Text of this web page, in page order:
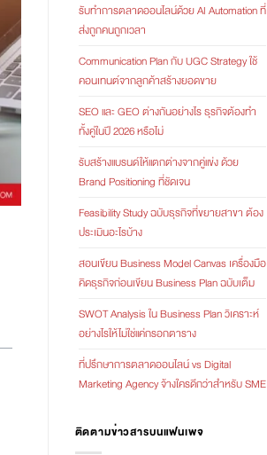
รับทำการตลาดออนไลน์ด้วย AI Automation ที่
ส่งถูกคนถูกเวลา
Communication Plan กับ UGC Strategy ใช้
คอนเทนต์จากลูกค้าสร้างยอดขาย
SEO และ GEO ต่างกันอย่างไร ธุรกิจต้องทำ
ทั้งคู่ในปี 2026 หรือไม่
รับสร้างแบรนด์ให้แตกต่างจากคู่แข่ง ด้วย
Brand Positioning ที่ชัดเจน
Feasibility Study ฉบับธุรกิจที่ขยายสาขา ต้อง
ประเมินอะไรบ้าง
สอนเขียน Business Model Canvas เครื่องมือ
คิดธุรกิจก่อนเขียน Business Plan ฉบับเต็ม
SWOT Analysis ใน Business Plan วิเคราะห์
อย่างไรให้ไม่ใช่แค่กรอกตาราง
ที่ปรึกษาการตลาดออนไลน์ vs Digital
Marketing Agency จ้างใครดีกว่าสำหรับ SME
ติดตามข่าวสารบนแฟนเพจ